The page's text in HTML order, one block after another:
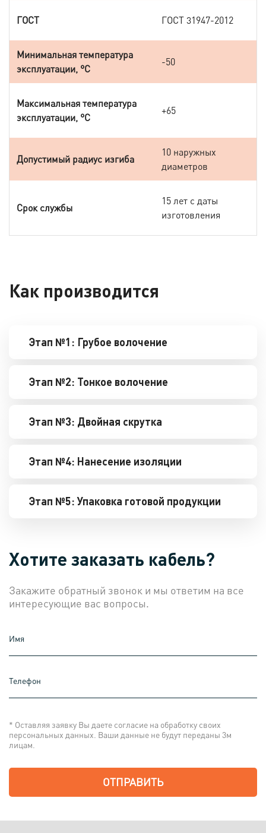
ГОСТ ГОСТ 31947-2012
Минимальная температура
эксплуатации, °C
-50
Максимальная температура
эксплуатации, °C
+65
Допустимый радиус изгиба
10 наружных
диаметров
Срок службы
15 лет с даты
изготовления
Как производится
Этап №1: Грубое волочение
Этап №2: Тонкое волочение
Этап №3: Двойная скрутка
Этап №4: Нанесение изоляции
Этап №5: Упаковка готовой продукции
Хотите заказать кабель?
Закажите обратный звонок и мы ответим на все
интересующие вас вопросы.
Имя
Телефон
* Оставляя заявку Вы даете согласие на обработку своих
персональных данных. Ваши данные не будут переданы 3м
лицам.